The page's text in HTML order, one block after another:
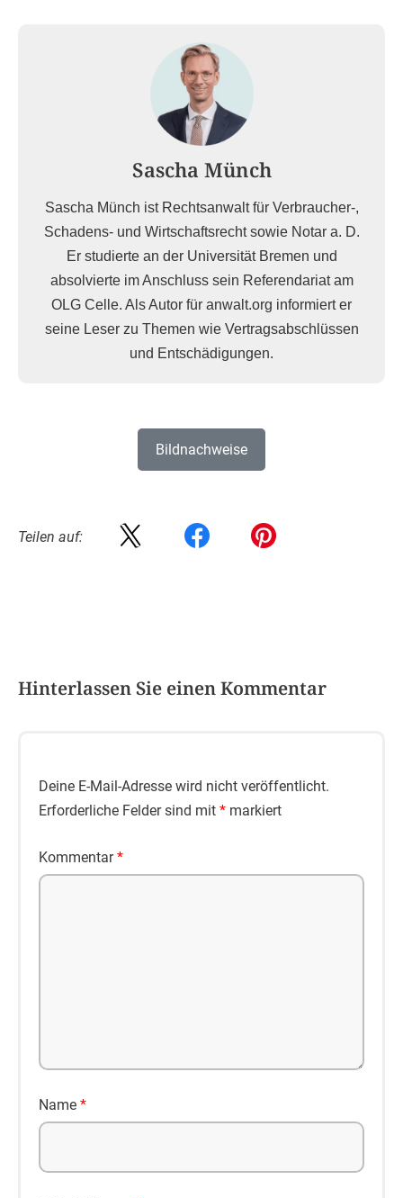
Sascha Münch
Sascha Münch ist Rechtsanwalt für Verbraucher-,
Schadens- und Wirtschaftsrecht sowie Notar a. D.
Er studierte an der Universität Bremen und
absolvierte im Anschluss sein Referendariat am
OLG Celle. Als Autor für anwalt.org informiert er
seine Leser zu Themen wie Vertragsabschlüssen
und Entschädigungen.
Bildnachweise
Teilen auf:
Hinterlassen Sie einen Kommentar
Deine E-Mail-Adresse wird nicht veröffentlicht.
Erforderliche Felder sind mit * markiert
Kommentar*
Name *